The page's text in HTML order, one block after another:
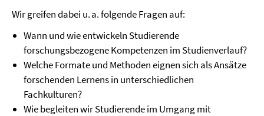
Wir greifen dabei u. a. folgende Fragen auf:
Wann und wie entwickeln Studierende
forschungsbezogene Kompetenzen im Studienverlauf?
Welche Formate und Methoden eignen sich als Ansätze
forschenden Lernens in unterschiedlichen
Fachkulturen?
Wie begleiten wir Studierende im Umgang mit